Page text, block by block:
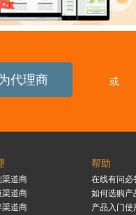
代理商 或
渠道商
渠道商
渠道商
帮助
在线有问必
如何选购产
产品入门使